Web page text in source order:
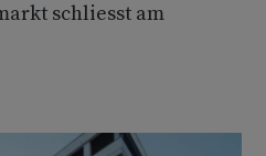
schliesst am